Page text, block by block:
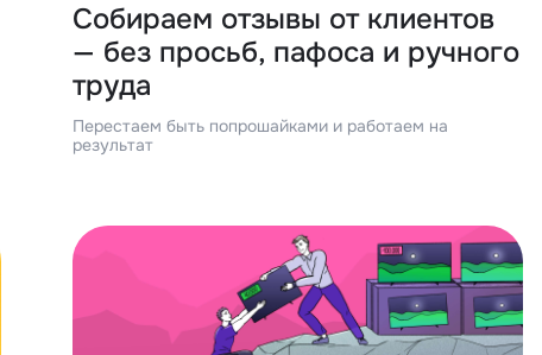
Собираем отзывы от клиентов
— без просьб, пафоса и ручного
труда
Перестаем быть попрошайками и работаем на
результат